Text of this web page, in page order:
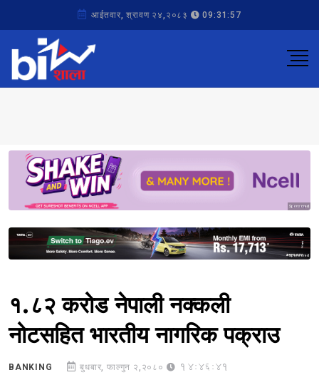
आईतवार, श्रावण २४,२०८३ 09:31:57
Sponsored
Sponsored
१.८२ करोड नेपाली नक्कली
नोटसहित भारतीय नागरिक पक्राउ
BANKING बुधबार, फाल्गुन २,२०८० 14:46:41